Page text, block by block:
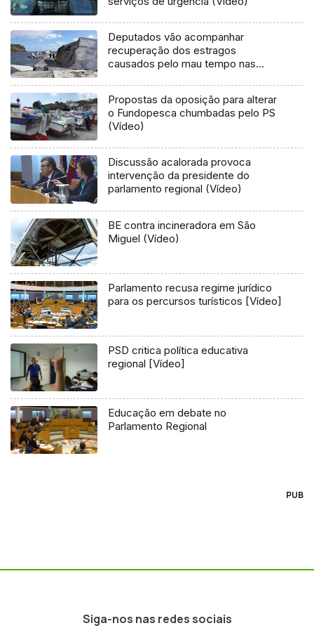
Deputados vão acompanhar
recuperação dos estragos
causados pelo mau tempo nas
Propostas da oposição para alterar
o Fundopesca chumbadas pelo PS
(Vídeo)
Discussão acalorada provoca
intervenção da presidente do
parlamento regional (Vídeo)
BE contra incineradora em São
Miguel (Vídeo)
Parlamento recusa regime jurídico
para os percursos turísticos [Vídeo]
PSD critica política educativa
regional [Vídeo]
Educação em debate no
Parlamento Regional
PUB
Siga-nos nas redes sociais